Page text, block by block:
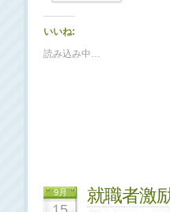
いいね:
読み込み中…
9月 就職者激